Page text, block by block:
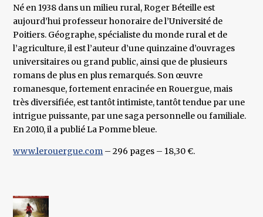
Né en 1938 dans un milieu rural, Roger Béteille est
aujourd’hui professeur honoraire de l’Université de
Poitiers. Géographe, spécialiste du monde rural et de
l’agriculture, il est l’auteur d’une quinzaine d’ouvrages
universitaires ou grand public, ainsi que de plusieurs
romans de plus en plus remarqués. Son œuvre
romanesque, fortement enracinée en Rouergue, mais
très diversifiée, est tantôt intimiste, tantôt tendue par une
intrigue puissante, par une saga personnelle ou familiale.
En 2010, il a publié La Pomme bleue.
www.lerouergue.com – 296 pages – 18,30 €.